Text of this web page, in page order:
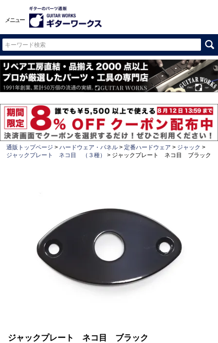
メニュー
通販トップページ ハードウェア・パネル 定番ハードウェア
ジャック
ジャックプレート ネコ目 （３種）
ジャックプレート ネコ目 ブラック
ジャックプレート ネコ目 ブラック